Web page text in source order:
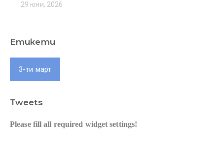
29 юни, 2026
Етикети
3-ти март
Tweets
Please fill all required widget settings!